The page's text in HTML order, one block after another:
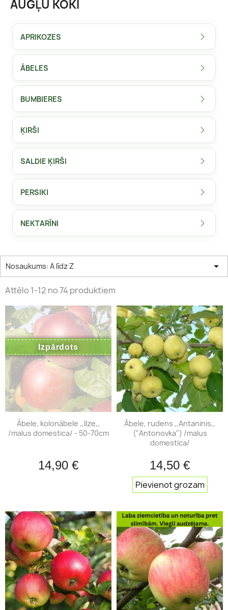
AUGĻU KOKI
APRIKOZES
ĀBELES
BUMBIERES
ĶIRŠI
SALDIE ĶIRŠI
PERSIKI
NEKTARĪNI
Nosaukums: A līdz Z 
Attēlo 1-12 no 74 produktiem
Izpārdots
Ābele, kolonābele ,,Ilze,,
/malus domestica/ - 50-70cm
14,90 €
Ābele, rudens ,,Antaninis,,
("Antonovka") /malus
domestica/
14,50 €
Pievienot grozam